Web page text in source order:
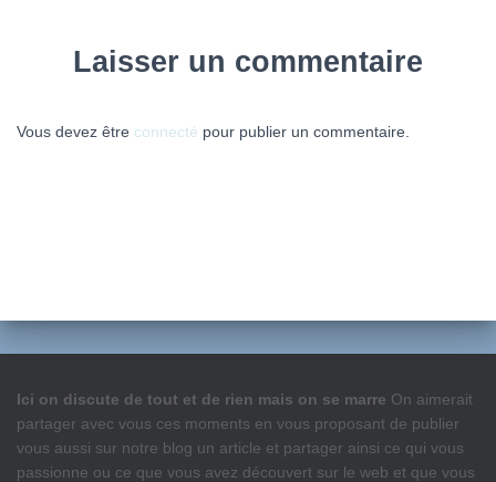
Laisser un commentaire
Vous devez être connecté pour publier un commentaire.
Ici on discute de tout et de rien mais on se marre On aimerait
partager avec vous ces moments en vous proposant de publier
vous aussi sur notre blog un article et partager ainsi ce qui vous
passionne ou ce que vous avez découvert sur le web et que vous